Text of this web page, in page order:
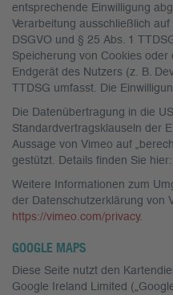
entsprechende Einwilligung
Verarbeitung ausschließlich
DSGVO und § 25 Abs. 1
Speicherung von Cookies
Endgerät des Nutzers (z. B.
TTDSG umfasst. Die
Die Datenübertragung in die
Standardvertragsklauseln der
Aussage von Vimeo auf
gestützt. Details finden Sie hier:
Weitere Informationen zum
der Datenschutzerklärung von
https://vimeo.com/privacy.
GOOGLE MAPS
Diese Seite nutzt den
Google Ireland Limited